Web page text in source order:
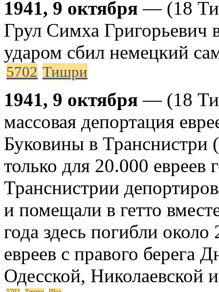
1941, 9 октября — (18
Грул Симха Григорьевич
ударом сбил немецкий
5702 Тишри
1941, 9 октября — (18
массовая депортация
Буковины в Транснистри
только для 20.000
Транснистрии
и помещали в гетто
года здесь погибли
евреев с правого берега
Одесской, Николаевской